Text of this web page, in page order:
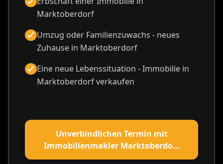
Marktoberdorf
Umzug oder Familienzuwachs - neues
Zuhause in Marktoberdorf
Eine neue Lebenssituation - Immobilie in
Marktoberdorf verkaufen
Unverbindlichen Termin mit
Immobilienmakler Marktoberdorf
vereinbaren